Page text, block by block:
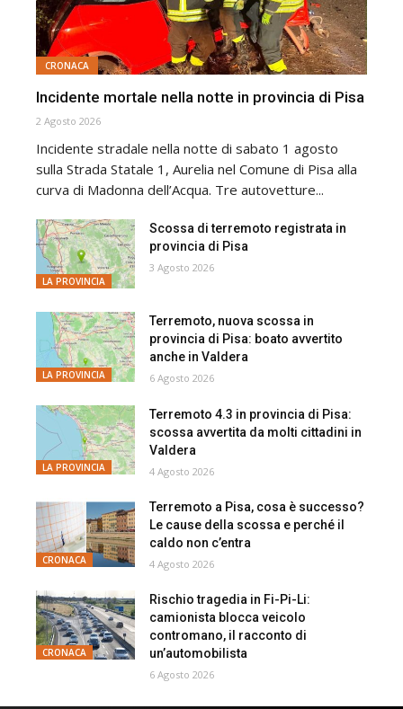
CRONACA
Incidente mortale nella notte in provincia di Pisa
2 Agosto 2026
Incidente stradale nella notte di sabato 1 agosto
sulla Strada Statale 1, Aurelia nel Comune di Pisa alla
curva di Madonna dell’Acqua. Tre autovetture...
LA PROVINCIA
Scossa di terremoto registrata in
provincia di Pisa
3 Agosto 2026
LA PROVINCIA
Terremoto, nuova scossa in
provincia di Pisa: boato avvertito
anche in Valdera
6 Agosto 2026
LA PROVINCIA
Terremoto 4.3 in provincia di Pisa:
scossa avvertita da molti cittadini in
Valdera
4 Agosto 2026
CRONACA
Terremoto a Pisa, cosa è successo?
Le cause della scossa e perché il
caldo non c’entra
4 Agosto 2026
CRONACA
Rischio tragedia in Fi-Pi-Li:
camionista blocca veicolo
contromano, il racconto di
un’automobilista
6 Agosto 2026